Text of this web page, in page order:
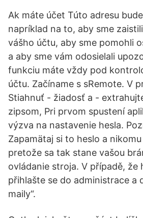
Ak máte účet Túto adresu
napríklad na to, aby sme
vášho účtu, aby sme pomohli
a aby sme vám odosielali
funkciu máte vždy pod
účtu. Začíname s sRemote. V
Stiahnuť - žiadosť a -
zipsom, Pri prvom spustení
výzva na nastavenie hesla.
Zapamätaj si to heslo a
pretože sa tak stane vašou
ovládanie stroja. V případě, že
přihlašte se do administrace a
maily“.